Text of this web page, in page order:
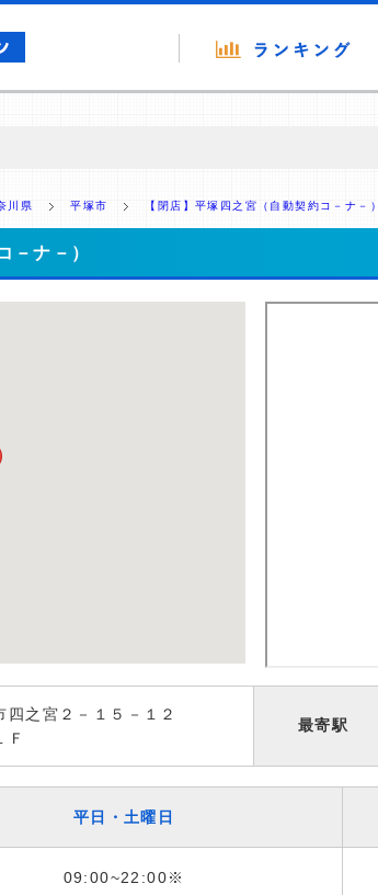
提供を行っています。
川県 平塚市 【閉店】平塚四之宮（自動契約コ－ナ－）
－ナ－）
四之宮２－１５－１２
Ｆ
最寄駅
平日・土曜日
09:00~22:00※